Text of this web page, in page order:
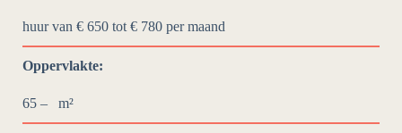
huur van € 650 tot € 780 per maand
Oppervlakte:
65 – m²